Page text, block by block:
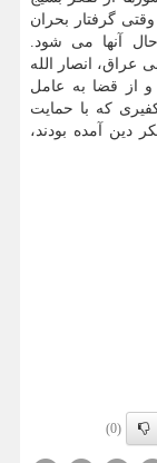
گرفتار بحران
آنها می شود.
عراق، انصار الله
از قضا به عامل
كه با حمایت
دین آمده بودند،
(0)